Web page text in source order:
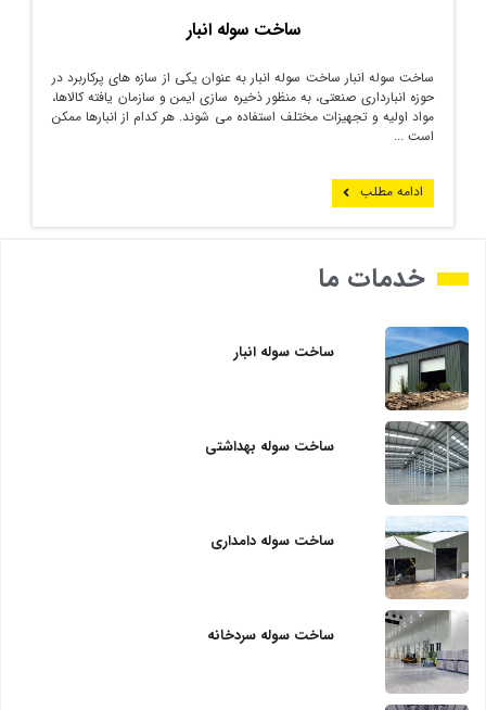
ساخت سوله انبار
ساخت سوله انبار ساخت سوله انبار به عنوان یکی از سازه های پرکاربرد در
حوزه انبارداری صنعتی، به منظور ذخیره سازی ایمن و سازمان یافته کالاها،
مواد اولیه و تجهیزات مختلف استفاده می شوند. هر کدام از انبارها ممکن
است ...
ادامه مطلب
خدمات ما
ساخت سوله انبار
ساخت سوله بهداشتی
ساخت سوله دامداری
ساخت سوله سردخانه